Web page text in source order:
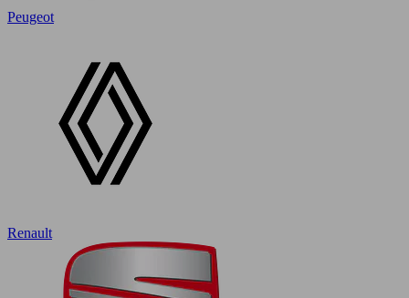
Peugeot
Renault